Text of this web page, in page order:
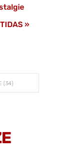
»
(34)